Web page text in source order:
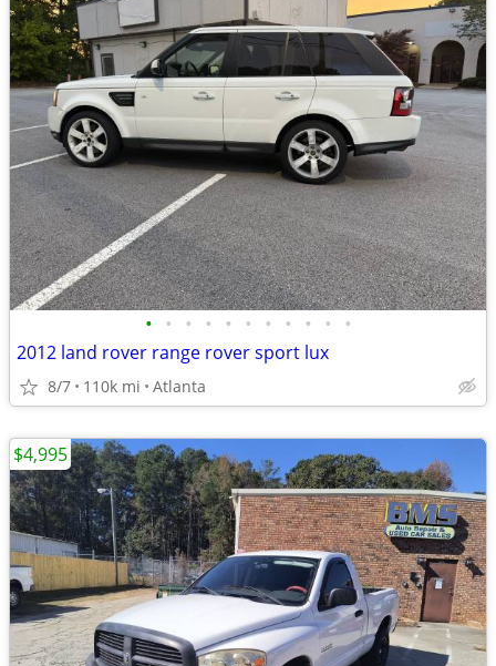
• • • • • • • • • • •
2012 land rover range rover sport lux
8/7 110k mi Atlanta
$4,995